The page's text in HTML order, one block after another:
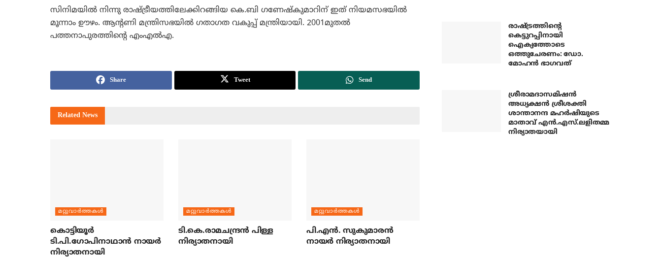
സിനിമയില്‍ നിന്നു രാഷ്ട്രീയത്തിലേക്കിറങ്ങിയ കെ.ബി ഗണേഷ്‌കുമാറിന് ഇത് നിയമസഭയില്‍
മൂന്നാം ഊഴം. ആന്റണി മന്ത്രിസഭയില്‍ ഗതാഗത വകുപ്പ് മന്ത്രിയായി. 2001മുതല്‍
പത്തനാപുരത്തിന്റെ എംഎല്‍എ.
Share Tweet Send
Related News
മറ്റുവാര്‍ത്തകള്‍
കൊട്ടിയൂര്‍
ടി.പി.ഗോപിനാഥാന്‍ നായര്‍
നിര്യാതനായി
മറ്റുവാര്‍ത്തകള്‍
ടി.കെ.രാമചന്ദ്രന്‍ പിള്ള
നിര്യാതനായി
മറ്റുവാര്‍ത്തകള്‍
പി.എന്‍. സുകുമാരന്‍
നായര്‍ നിര്യാതനായി
രാഷ്ട്രത്തിന്റെ
കെട്ടുറപ്പിനായി
ഐക്യത്തോടെ
ഒത്തുചേരണം: ഡോ.
മോഹന്‍ ഭാഗവത്
ശ്രീരാമദാസമിഷന്‍
അധ്യക്ഷന്‍ ശ്രീശക്തി
ശാന്താനന്ദ മഹര്‍ഷിയുടെ
മാതാവ് എന്‍.എസ്.ലളിതമ്മ
നിര്യാതയായി